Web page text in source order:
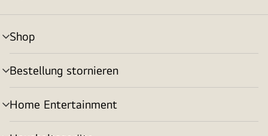
Shop
Menü
umschalten
Bestellung stornieren
Menü
umschalten
Home Entertainment
Menü
umschalten